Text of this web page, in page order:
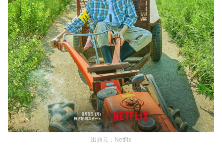
出典元：Netflix